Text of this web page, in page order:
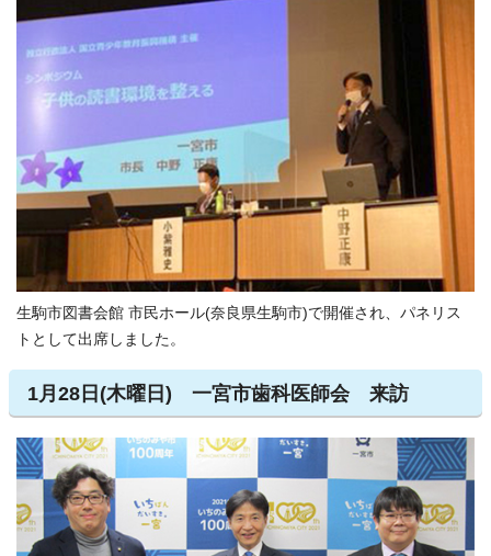
生駒市図書会館 市民ホール(奈良県生駒市)で開催され、パネリス
トとして出席しました。
1月28日(木曜日) 一宮市歯科医師会 来訪